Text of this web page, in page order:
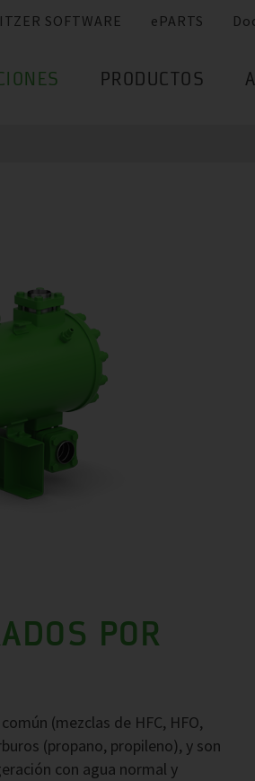
SOFTWARE ePARTS
PRODUCTOS
POR
(mezclas de HFC, HFO,
(propano, propileno), y son
con agua normal y